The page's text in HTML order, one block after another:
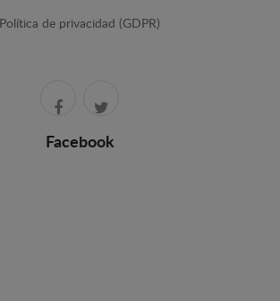
Política de privacidad (GDPR)
Facebook